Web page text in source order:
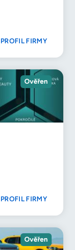
PROFIL FIRMY
Ověřen
PROFIL FIRMY
Ověřen